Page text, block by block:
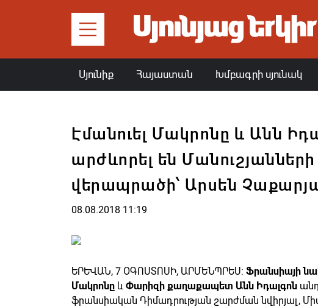
Սյունիք Հայաստան Խմբագրի սյունակ
Էմանուել Մակրոնը և Անն
արժևորել են
վերապրածի՝ Արսեն
08.08.2018 11:19
ԵՐԵՎԱՆ, 7 ՕԳՈՍՏՈՍԻ, ԱՐՄԵՆՊՐԵՍ: Ֆրանսիայի
Մակրոնը և Փարիզի քաղաքապետ Անն Իդալգոն
ֆրանսիական Դիմադրության շարժման նվիրյալ,